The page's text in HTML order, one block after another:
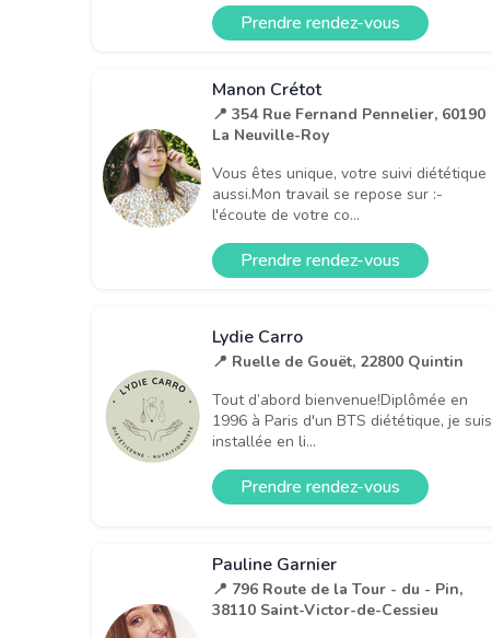
Prendre rendez-vous
Manon Crétot
📍 354 Rue Fernand Pennelier, 60190
La Neuville-Roy
Vous êtes unique, votre suivi diététique
aussi.Mon travail se repose sur :-
l'écoute de votre co...
Prendre rendez-vous
Lydie Carro
📍 Ruelle de Gouët, 22800 Quintin
Tout d’abord bienvenue!Diplômée en
1996 à Paris d'un BTS diététique, je suis
installée en li...
Prendre rendez-vous
Pauline Garnier
📍 796 Route de la Tour - du - Pin,
38110 Saint-Victor-de-Cessieu